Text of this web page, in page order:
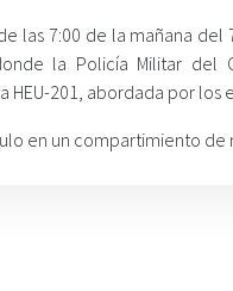
las 7:00 de la mañana
la Policía Militar del
HEU-201, abordada por los
en un compartimiento